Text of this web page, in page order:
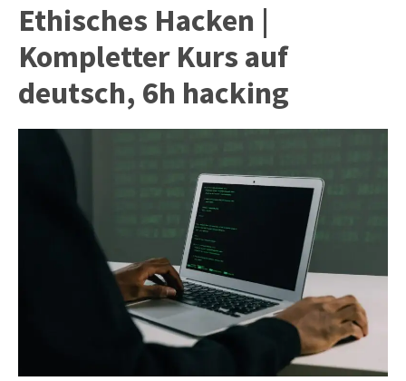
Ethisches Hacken |
Kompletter Kurs auf
deutsch, 6h hacking